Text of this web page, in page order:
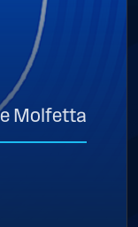
Molfetta